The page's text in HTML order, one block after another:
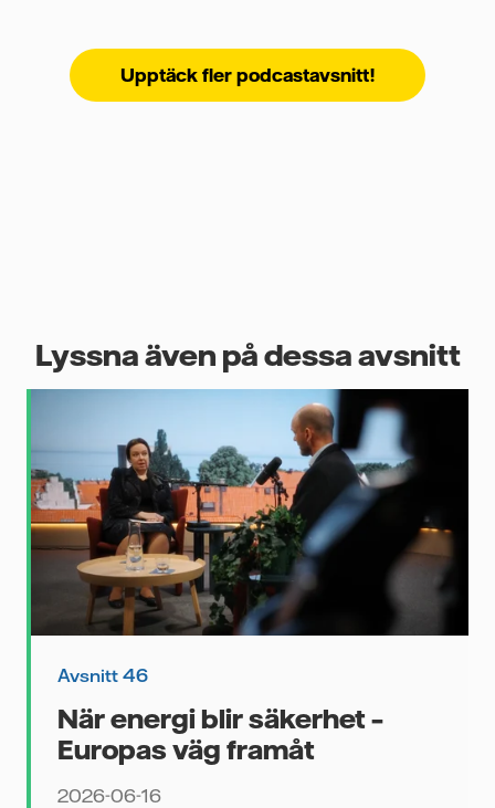
Upptäck fler podcastavsnitt!
Lyssna även på dessa avsnitt
Avsnitt 46
När energi blir säkerhet –
Europas väg framåt
2026-06-16